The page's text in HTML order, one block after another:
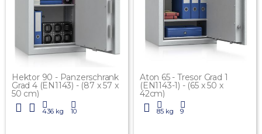
Hektor 90 - Panzerschrank
Grad 4 (EN1143) - (87 x 57 x
50 cm)
436 kg 10
Aton 65 - Tresor Grad 1
(EN1143-1) - (65 x 50 x
42cm)
85 kg 9